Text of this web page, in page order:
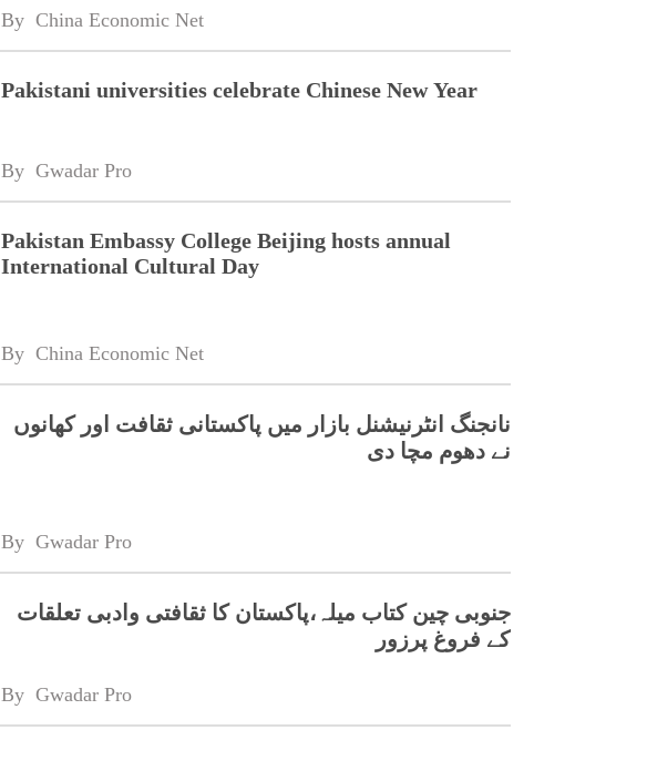
By China Economic Net
Pakistani universities celebrate Chinese New Year
By Gwadar Pro
Pakistan Embassy College Beijing hosts annual
International Cultural Day
By China Economic Net
نانجنگ انٹرنیشنل بازار میں پاکستانی ثقافت اور کھانوں
نے دھوم مچا دی
By Gwadar Pro
جنوبی چین کتاب میلہ،پاکستان کا ثقافتی وادبی تعلقات
کے فروغ پرزور
By Gwadar Pro